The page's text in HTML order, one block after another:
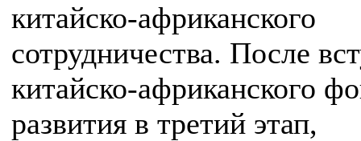
китайско-африканского
сотрудничества. После
китайско-африканского
развития в третий этап,